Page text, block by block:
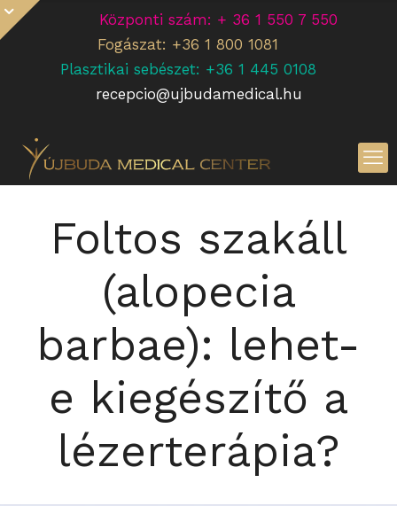
Központi szám: + 36 1 550 7 550
Fogászat: +36 1 800 1081
Plasztikai sebészet: +36 1 445 0108
recepcio@ujbudamedical.hu
Foltos szakáll
(alopecia
barbae): lehet-
e kiegészítő a
lézerterápia?